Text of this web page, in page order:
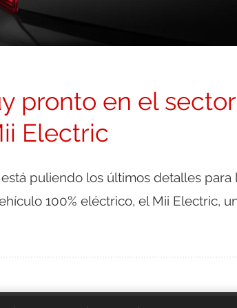
pronto en el
Electric
está puliendo los últimos detalles
100% eléctrico, el Mii Electric,